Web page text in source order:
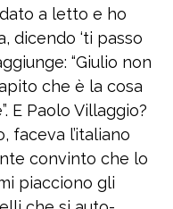
a letto e ho
dicendo ‘ti passo
“Giulio non
che è la cosa
E Paolo Villaggio?
faceva l’italiano
convinto che lo
piacciono gli